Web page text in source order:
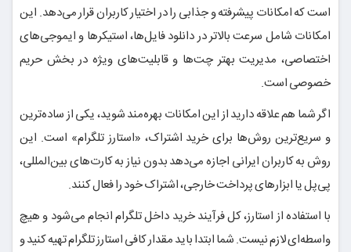
است که امکانات پیشرفته و جذابی را در اختیار کاربران قرار می‌دهد. این
امکانات شامل سرعت بالاتر در دانلود فایل‌ها، استیکرها و ایموجی‌های
اختصاصی، مدیریت بهتر چت‌ها و قابلیت‌های ویژه در بخش حریم
خصوصی است.
اگر شما هم علاقه دارید از این امکانات بهره‌مند شوید، یکی از ساده‌ترین
و سریع‌ترین روش‌ها برای خرید اشتراک، «استارز تلگرام» است. این
روش به کاربران ایرانی اجازه می‌دهد بدون نیاز به کارت‌های بین‌المللی،
پی‌پل یا ابزارهای پرداخت خارجی، اشتراک خود را فعال کنند.
با استفاده از استارز، کل فرآیند خرید داخل تلگرام انجام می‌شود و هیچ
واسطه‌ای لازم نیست. شما ابتدا باید مقدار کافی استارز تلگرام تهیه کنید و